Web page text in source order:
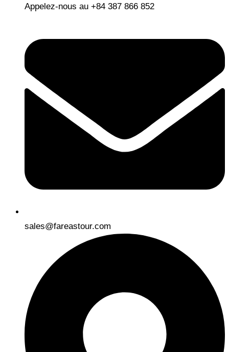
Appelez-nous au +84 387 866 852
sales@fareastour.com